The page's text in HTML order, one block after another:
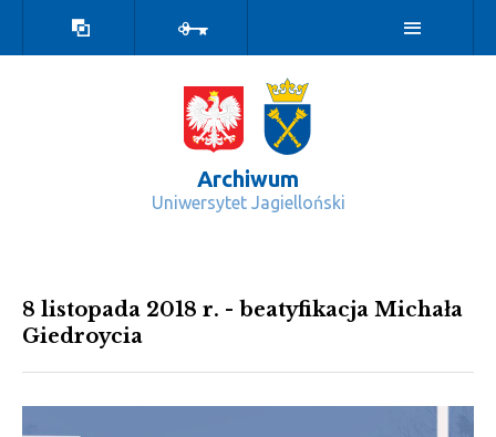
kontrastowa
Archiwum
Uniwersytet Jagielloński
8 listopada 2018 r. - beatyfikacja Michała
Giedroycia